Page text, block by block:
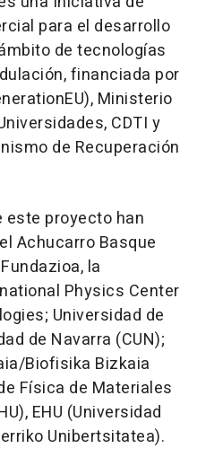
para el desarrollo
de tecnologías
financiada por
Ministerio
CDTI y
de Recuperación
proyecto han
Achucarro Basque
la
Physics Center
Universidad de
de Navarra (CUN);
Biofisika Bizkaia
Física de Materiales
EHU (Universidad
Unibertsitatea).